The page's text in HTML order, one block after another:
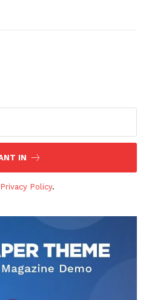
News on AIN
NOW
IN
Privacy Policy.